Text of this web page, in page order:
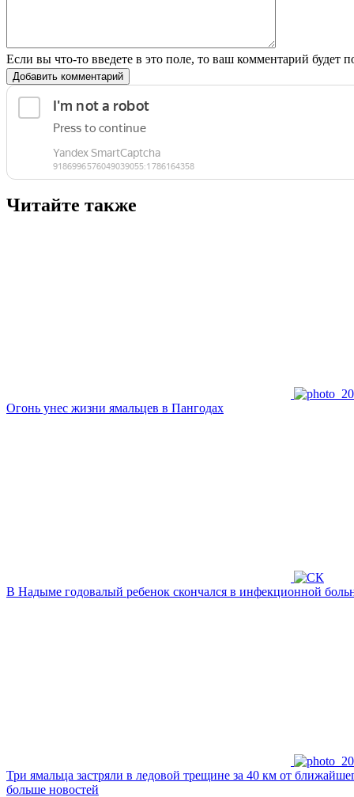
Если вы что-то введете в это поле, то ваш комментарий будет
Добавить комментарий
Читайте также
Огонь унес жизни ямальцев в Пангодах
В Надыме годовалый ребенок скончался в инфекционной
Три ямальца застряли в ледовой трещине за 40 км от
больше новостей